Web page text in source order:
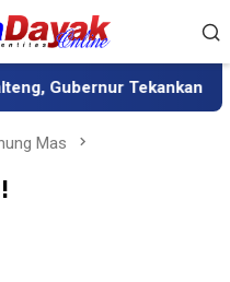
Tekankan Kerja Keras
Mas